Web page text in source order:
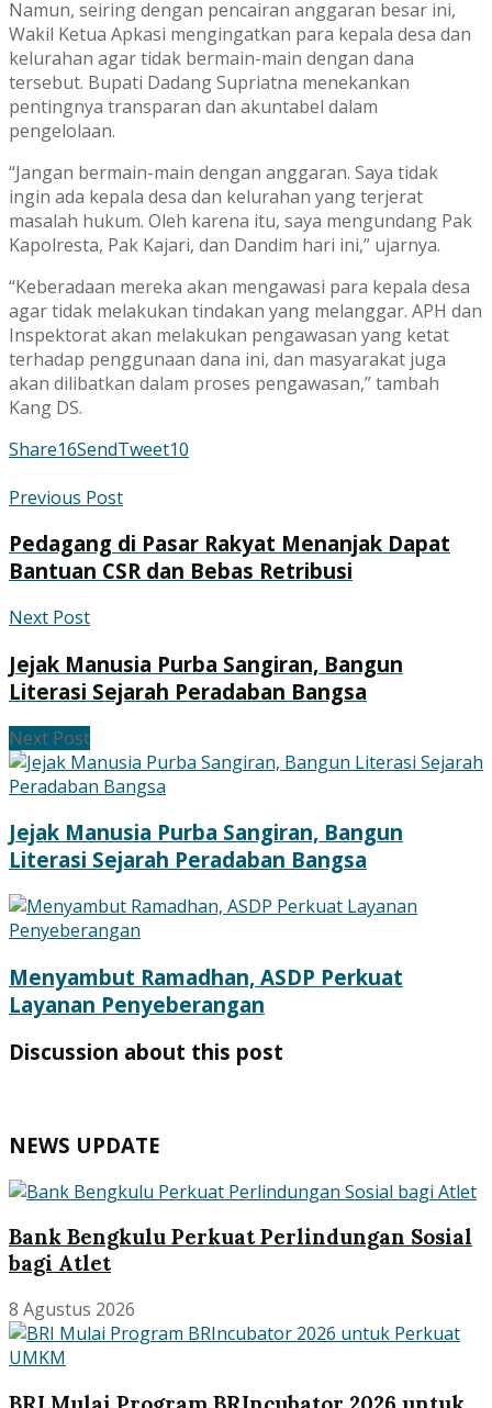
Namun, seiring dengan pencairan anggaran besar ini,
Wakil Ketua Apkasi mengingatkan para kepala desa dan
kelurahan agar tidak bermain-main dengan dana
tersebut. Bupati Dadang Supriatna menekankan
pentingnya transparan dan akuntabel dalam
pengelolaan.
“Jangan bermain-main dengan anggaran. Saya tidak
ingin ada kepala desa dan kelurahan yang terjerat
masalah hukum. Oleh karena itu, saya mengundang Pak
Kapolresta, Pak Kajari, dan Dandim hari ini,” ujarnya.
“Keberadaan mereka akan mengawasi para kepala desa
agar tidak melakukan tindakan yang melanggar. APH dan
Inspektorat akan melakukan pengawasan yang ketat
terhadap penggunaan dana ini, dan masyarakat juga
akan dilibatkan dalam proses pengawasan,” tambah
Kang DS.
Share16SendTweet10
Previous Post
Pedagang di Pasar Rakyat Menanjak Dapat
Bantuan CSR dan Bebas Retribusi
Next Post
Jejak Manusia Purba Sangiran, Bangun
Literasi Sejarah Peradaban Bangsa
Next Post
Jejak Manusia Purba Sangiran, Bangun
Literasi Sejarah Peradaban Bangsa
Menyambut Ramadhan, ASDP Perkuat
Layanan Penyeberangan
Discussion about this post
NEWS UPDATE
Bank Bengkulu Perkuat Perlindungan Sosial
bagi Atlet
8 Agustus 2026